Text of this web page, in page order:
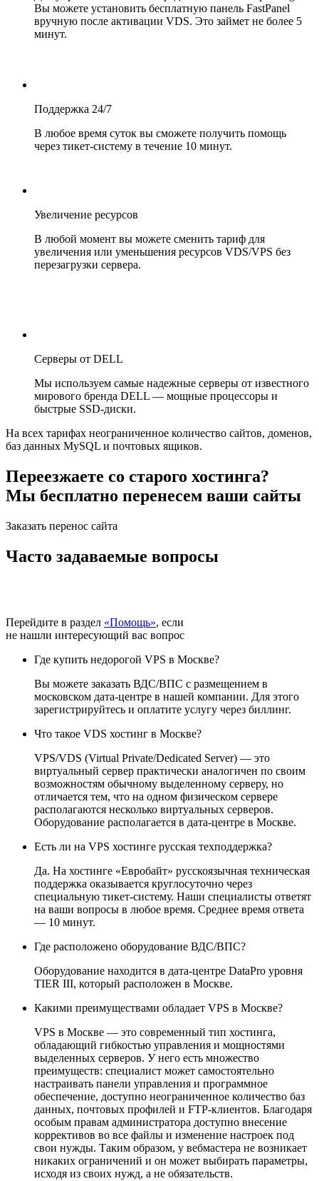
Вы можете установить бесплатную панель FastPanel
вручную после активации VDS. Это займет не более 5
минут.
Поддержка 24/7
В любое время суток вы сможете получить помощь
через тикет-систему в течение 10 минут.
Увеличение ресурсов
В любой момент вы можете сменить тариф для
увеличения или уменьшения ресурсов VDS/VPS без
перезагрузки сервера.
Серверы от DELL
Мы используем самые надежные серверы от известного
мирового бренда DELL — мощные процессоры и
быстрые SSD-диски.
На всех тарифах неограниченное количество сайтов, доменов,
баз данных MySQL и почтовых ящиков.
Переезжаете со старого хостинга?
Мы бесплатно перенесем ваши сайты
Заказать перенос сайта
Часто задаваемые вопросы
Перейдите в раздел «Помощь», если
не нашли интересующий вас вопрос
Где купить недорогой VPS в Москве?
Вы можете заказать ВДС/ВПС с размещением в
московском дата-центре в нашей компании. Для этого
зарегистрируйтесь и оплатите услугу через биллинг.
Что такое VDS хостинг в Москве?
VPS/VDS (Virtual Private/Dedicated Server) — это
виртуальный сервер практически аналогичен по своим
возможностям обычному выделенному серверу, но
отличается тем, что на одном физическом сервере
располагаются несколько виртуальных серверов.
Оборудование располагается в дата-центре в Москве.
Есть ли на VPS хостинге русская техподдержка?
Да. На хостинге «Евробайт» русскоязычная техническая
поддержка оказывается круглосуточно через
специальную тикет-систему. Наши специалисты ответят
на ваши вопросы в любое время. Среднее время ответа
— 10 минут.
Где расположено оборудование ВДС/ВПС?
Оборудование находится в дата-центре DataPro уровня
TIER III, который расположен в Москве.
Какими преимуществами обладает VPS в Москве?
VPS в Москве — это современный тип хостинга,
обладающий гибкостью управления и мощностями
выделенных серверов. У него есть множество
преимуществ: специалист может самостоятельно
настраивать панели управления и программное
обеспечение, доступно неограниченное количество баз
данных, почтовых профилей и FTP-клиентов. Благодаря
особым правам администратора доступно внесение
коррективов во все файлы и изменение настроек под
свои нужды. Таким образом, у вебмастера не возникает
никаких ограничений и он может выбирать параметры,
исходя из своих нужд, а не обязательств.